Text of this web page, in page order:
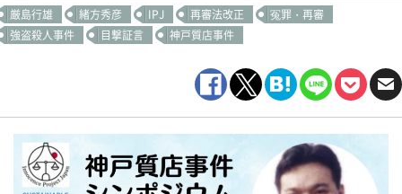
厳島行雄 緒方秀彦 IPJ 再審法改正
冤罪・再審
強盗殺人事件
目撃証言 神戸質店事件